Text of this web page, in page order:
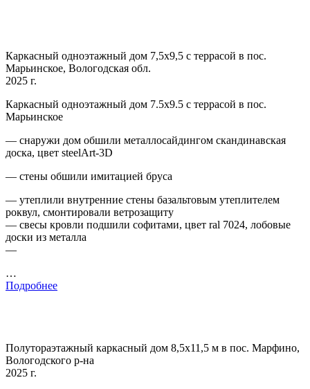
Каркасный одноэтажный дом 7,5х9,5 с террасой в пос.
Марьинское, Вологодская обл.
2025 г.
Каркасный одноэтажный дом 7.5х9.5 с террасой в пос.
Марьинское
— снаружи дом обшили металлосайдингом скандинавская
доска, цвет steelArt-3D
— стены обшили имитацией бруса
— утеплили внутренние стены базальтовым утеплителем
роквул, смонтировали ветрозащиту
— свесы кровли подшили софитами, цвет ral 7024, лобовые
доски из металла
—
…
Подробнее
Полутораэтажный каркасный дом 8,5х11,5 м в пос. Марфино,
Вологодского р-на
2025 г.